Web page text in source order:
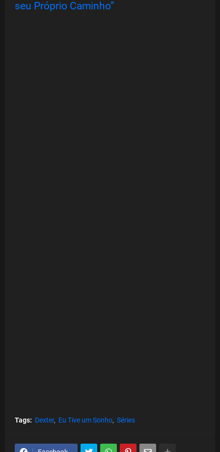
seu Próprio Caminho”
Tags: Dexter Eu Tive um Sonho Séries